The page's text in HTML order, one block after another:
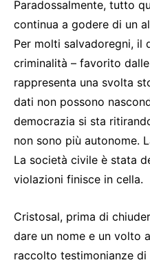
Paradossalmente, tutto
continua a godere di un
Per molti salvadoregni, il
criminalità – favorito
rappresenta una svolta
dati non possono
democrazia si sta
non sono più autonome.
La società civile è stata
violazioni finisce in cella.
Cristosal, prima di
dare un nome e un volto
raccolto testimonianze